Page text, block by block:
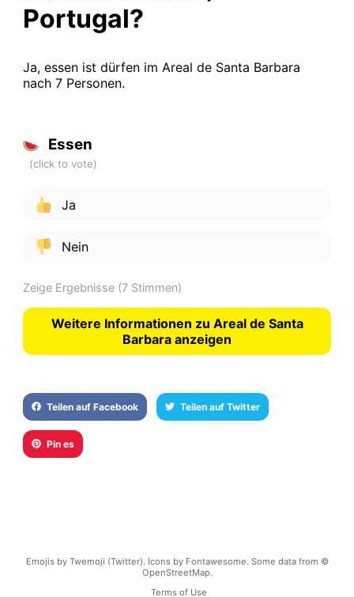
Portugal?
Ja, essen ist dürfen im Areal de Santa Barbara
nach 7 Personen.
Essen
Ja
Nein
Zeige Ergebnisse(7 Stimmen)
Weitere Informationen zu Areal de Santa
Barbara anzeigen
Teilen auf Facebook Teilen auf Twitter
Pin es
Emojis by Twemoji (Twitter). Icons by Fontawesome. Some data from ©
OpenStreetMap.
Terms of Use